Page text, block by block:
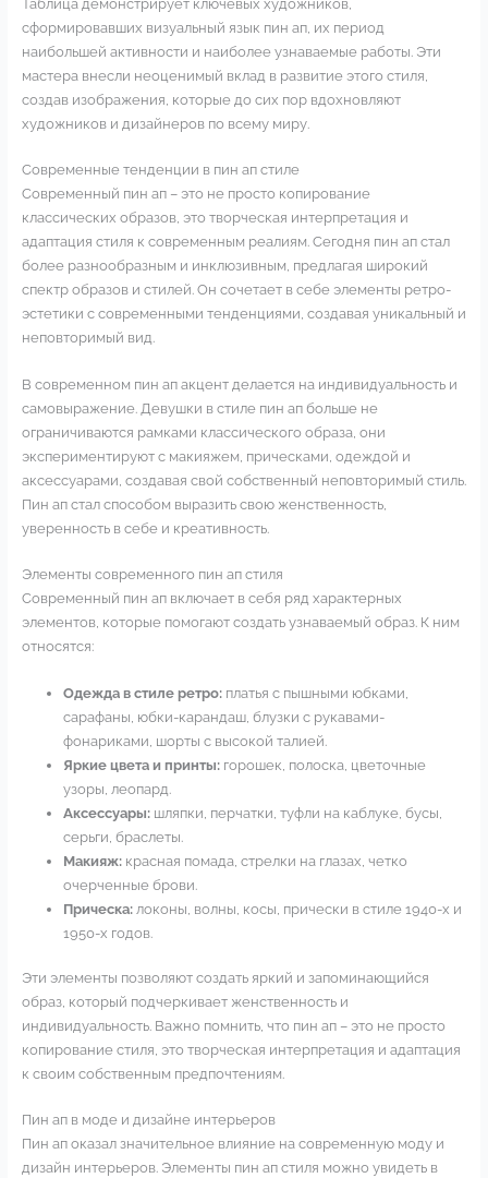
Таблица демонстрирует ключевых художников,
сформировавших визуальный язык пин ап, их период
наибольшей активности и наиболее узнаваемые работы. Эти
мастера внесли неоценимый вклад в развитие этого стиля,
создав изображения, которые до сих пор вдохновляют
художников и дизайнеров по всему миру.
Современные тенденции в пин ап стиле
Современный пин ап – это не просто копирование
классических образов, это творческая интерпретация и
адаптация стиля к современным реалиям. Сегодня пин ап стал
более разнообразным и инклюзивным, предлагая широкий
спектр образов и стилей. Он сочетает в себе элементы ретро-
эстетики с современными тенденциями, создавая уникальный и
неповторимый вид.
В современном пин ап акцент делается на индивидуальность и
самовыражение. Девушки в стиле пин ап больше не
ограничиваются рамками классического образа, они
экспериментируют с макияжем, прическами, одеждой и
аксессуарами, создавая свой собственный неповторимый стиль.
Пин ап стал способом выразить свою женственность,
уверенность в себе и креативность.
Элементы современного пин ап стиля
Современный пин ап включает в себя ряд характерных
элементов, которые помогают создать узнаваемый образ. К ним
относятся:
Одежда в стиле ретро:платья с пышными юбками,
сарафаны, юбки-карандаш, блузки с рукавами-
фонариками, шорты с высокой талией.
Яркие цвета и принты:горошек, полоска, цветочные
узоры, леопард.
Аксессуары:шляпки, перчатки, туфли на каблуке, бусы,
серьги, браслеты.
Макияж:красная помада, стрелки на глазах, четко
очерченные брови.
Прическа:локоны, волны, косы, прически в стиле 1940-х и
1950-х годов.
Эти элементы позволяют создать яркий и запоминающийся
образ, который подчеркивает женственность и
индивидуальность. Важно помнить, что пин ап – это не просто
копирование стиля, это творческая интерпретация и адаптация
к своим собственным предпочтениям.
Пин ап в моде и дизайне интерьеров
Пин ап оказал значительное влияние на современную моду и
дизайн интерьеров. Элементы пин ап стиля можно увидеть в